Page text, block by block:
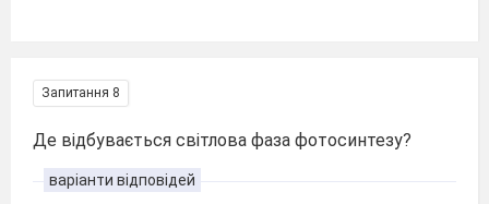
Запитання 8
Де відбувається світлова фаза фотосинтезу?
варіанти відповідей